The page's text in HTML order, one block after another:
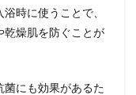
時に使うことで、
乾燥肌を防ぐことが
菌にも効果があるた